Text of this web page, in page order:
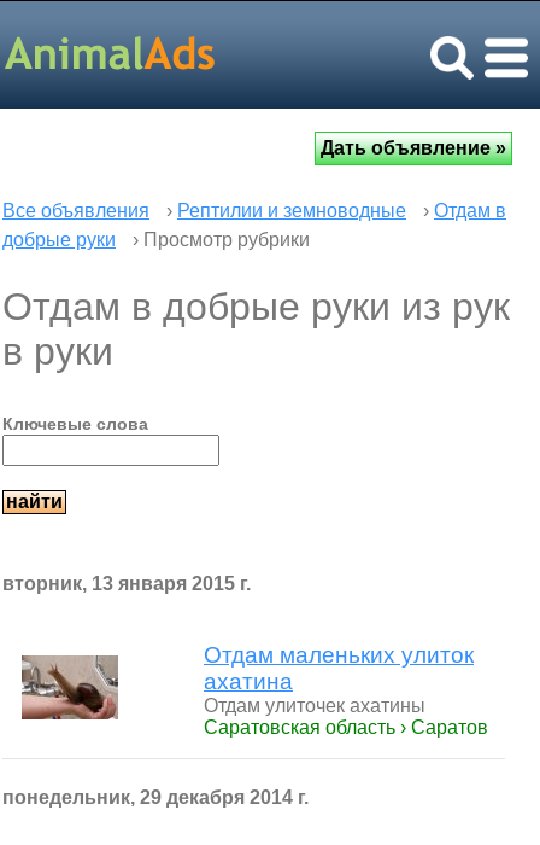
Все объявления › Рептилии и земноводные › Отдам в
добрые руки
› Просмотр рубрики
Отдам в добрые руки из рук
в руки
Ключевые слова
вторник, 13 января 2015 г.
Отдам маленьких улиток
ахатина
Отдам улиточек ахатины
Саратовская область › Саратов
понедельник, 29 декабря 2014 г.